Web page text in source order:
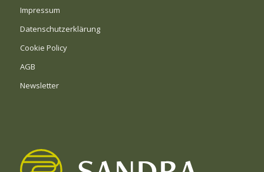
Impressum
Datenschutzerklärung
Cookie Policy
AGB
Newsletter